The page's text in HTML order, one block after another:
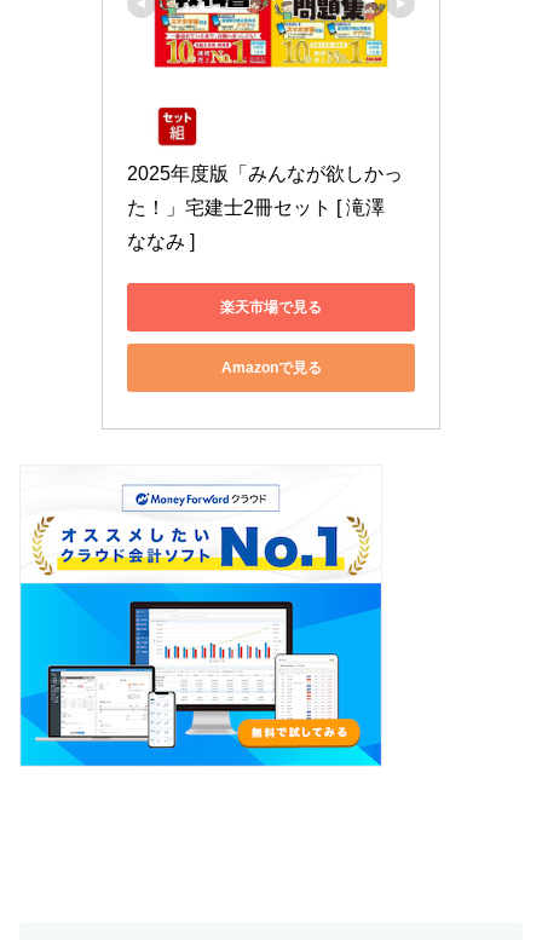
2025年度版「みんなが欲しかっ
た！」宅建士2冊セット [ 滝澤
ななみ ]
楽天市場で見る
Amazonで見る